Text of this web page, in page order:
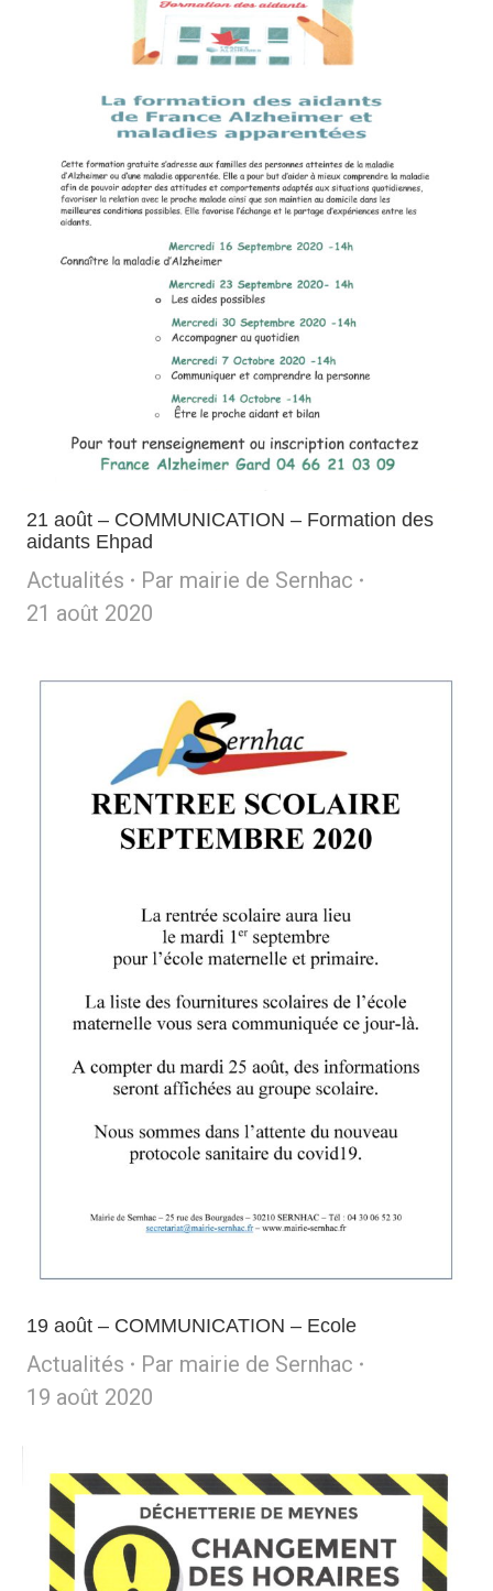
21 août – COMMUNICATION – Formation des
aidants Ehpad
Actualités Par mairie de Sernhac
21 août 2020
19 août – COMMUNICATION – Ecole
Actualités Par mairie de Sernhac
19 août 2020